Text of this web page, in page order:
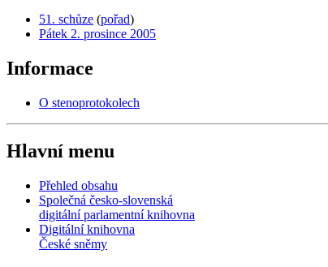
51. schůze (pořad)
Pátek 2. prosince 2005
Informace
O stenoprotokolech
Hlavní menu
Přehled obsahu
Společná česko-slovenská
digitální parlamentní knihovna
Digitální knihovna
České sněmy